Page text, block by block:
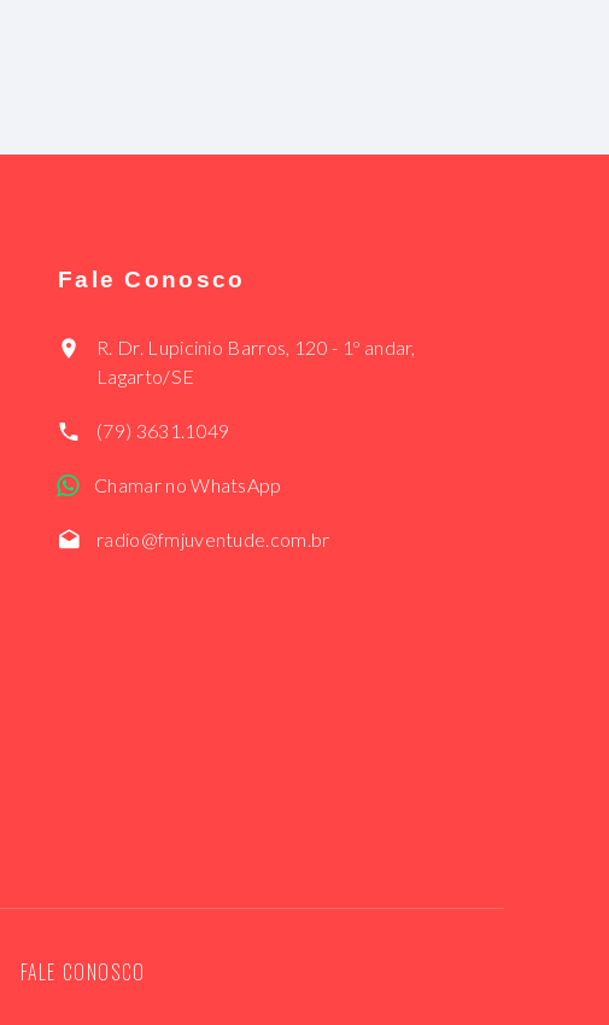
Fale Conosco
R. Dr. Lupicinio Barros, 120 - 1º andar,
Lagarto/SE
(79) 3631.1049
Chamar no WhatsApp
radio@fmjuventude.com.br
FALE CONOSCO